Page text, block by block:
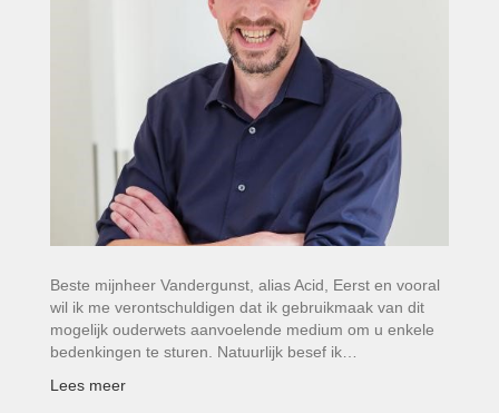
Beste mijnheer Vandergunst, alias Acid, Eerst en vooral
wil ik me verontschuldigen dat ik gebruikmaak van dit
mogelijk ouderwets aanvoelende medium om u enkele
bedenkingen te sturen. Natuurlijk besef ik…
Lees meer